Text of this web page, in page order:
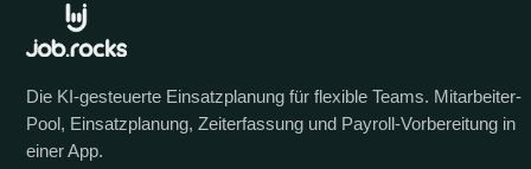
Die KI-gesteuerte Einsatzplanung für flexible Teams. Mitarbeiter-
Pool, Einsatzplanung, Zeiterfassung und Payroll-Vorbereitung in
einer App.